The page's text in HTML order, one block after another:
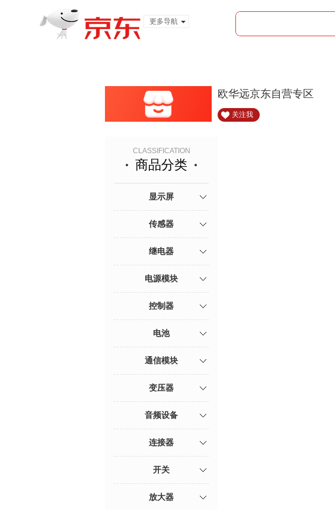
更多导航
欧华远京东自营专区
关注我
CLASSIFICATION
商品分类
显示屏
传感器
继电器
电源模块
控制器
电池
通信模块
变压器
音频设备
连接器
开关
放大器